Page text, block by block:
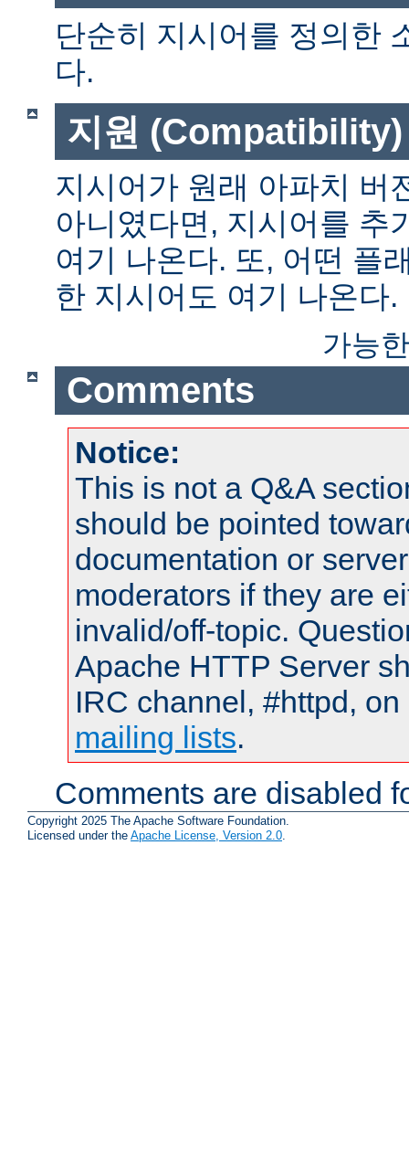
단순히 지시어를 정의한
다.
지원 (Compatibility)
지시어가 원래 아파치 버
아니였다면, 지시어를 추
여기 나온다. 또, 어떤 플
한 지시어도 여기 나온다.
가능
Comments
Notice:
This is not a Q&A
should be pointed
documentation or
moderators if they are
invalid/off-topic.
Apache HTTP Server
IRC channel, #httpd,
mailing lists.
Comments are disabled
Copyright 2025 The Apache Software Foundation.
Licensed under the Apache License, Version 2.0.